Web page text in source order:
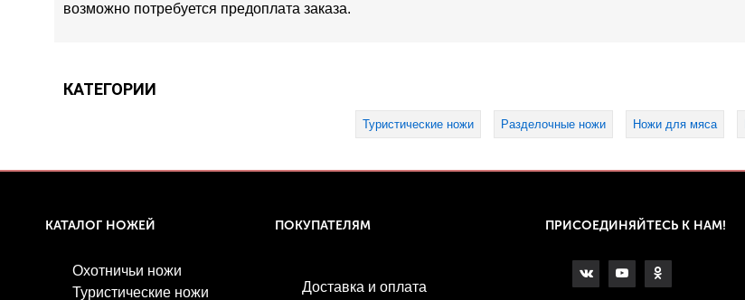
возможно потребуется предоплата заказа.
КАТЕГОРИИ
Туристические ножи Разделочные ножи Ножи для мяса
КАТАЛОГ НОЖЕЙ
Охотничьи ножи
Туристические ножи
ПОКУПАТЕЛЯМ
Доставка и оплата
ПРИСОЕДИНЯЙТЕСЬ К НАМ!